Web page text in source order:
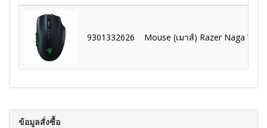
9301332626 Mouse (เมาส์) Razer Naga V2
ข้อมูลสั่งซื้อ